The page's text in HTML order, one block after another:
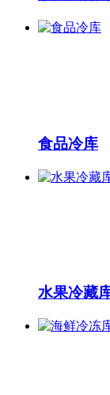
食品冷库
水果冷藏